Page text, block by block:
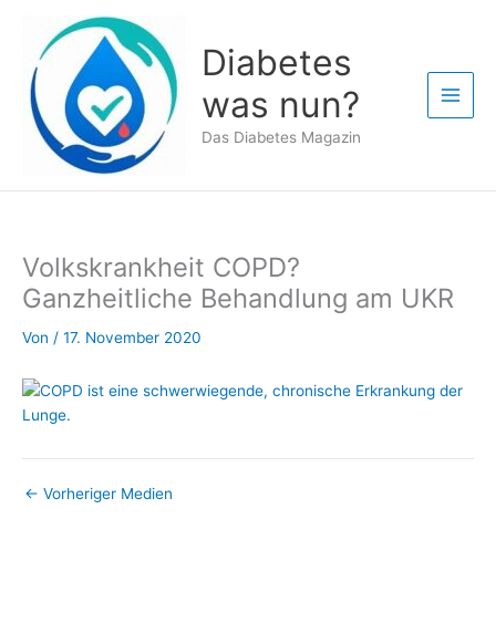
springen
Diabetes
was nun?
Das Diabetes Magazin
Volkskrankheit COPD?
Ganzheitliche Behandlung am UKR
Von / 17. November 2020
← Vorheriger Medien